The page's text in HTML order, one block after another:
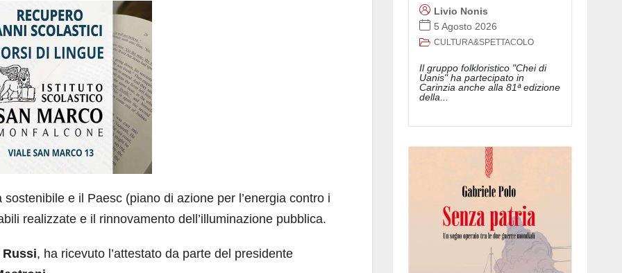
e il Paesc (piano di azione per l’energia contro i
realizzate e il rinnovamento dell’illuminazione pubblica.
Russi, ha ricevuto l’attestato da parte del presidente
Livio Nonis
5 Agosto 2026
CULTURA&SPETTACOLO
Il gruppo folkloristico "Chei di
Uanis" ha partecipato in
Carinzia anche alla 81ª edizione
della...